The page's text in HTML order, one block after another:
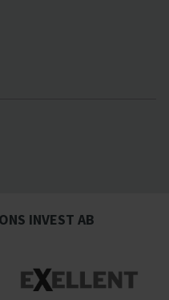
INVEST AB